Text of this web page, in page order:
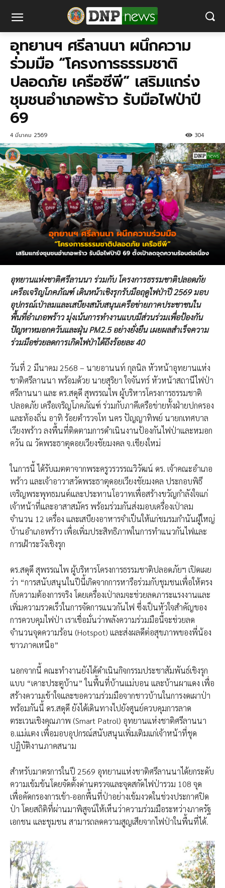
อุทยานฯ ศรีลานนา ผนึกความ
ร่วมมือ “โครงการธรรมชาติ
ปลอดภัย เครือซีพี” เสริมแกร่ง
ชุมชนอำเภอพร้าว รับมือไฟป่าปี
69
4 มีนาคม 2569 304
อุทยานแห่งชาติศรีลานนา ร่วมกับ โครงการธรรมชาติปลอดภัย
เครือเจริญโภคภัณฑ์ เดินหน้าเชิงรุกรับมือฤดูไฟป่าปี 2569 มอบ
อุปกรณ์เป่าลมและเสบียงสนับสนุนเครือข่ายภาคประชาชนใน
พื้นที่อำเภอพร้าว มุ่งเน้นการทำงานแบบมีส่วนร่วมเพื่อป้องกัน
ปัญหาหมอกควันและฝุ่น PM2.5 อย่างยั่งยืน เผยผลสำเร็จความ
ร่วมมือช่วยลดการเกิดไฟป่าได้ถึงร้อยละ 40
วันที่ 2 มีนาคม 2568 – นายอานนท์ กุลนิล หัวหน้าอุทยานแห่ง
ชาติศรีลานนา พร้อมด้วย นายสุริยา ใจจันทร์ หัวหน้าสถานีไฟป่า
ศรีลานนา และ ดร.สดุดี สุพรรณไพ ผู้บริหารโครงการธรรมชาติ
ปลอดภัย เครือเจริญโภคภัณฑ์ ร่วมกับภาคีเครือข่ายทั้งฝ่ายปกครอง
และท้องถิ่น อาทิ ร้อยตำรวจโท นคร ปัญญาทิพย์ นายกเทศบาล
เวียงพร้าว ลงพื้นที่ติดตามการดำเนินงานป้องกันไฟป่าและหมอก
ควัน ณ วัดพระธาตุดอยเวียงชัยมงคล จ.เชียงใหม่
ในการนี้ ได้รับเมตตาจากพระครูวรวรรณวิวัฒน์ ดร. เจ้าคณะอำเภอ
พร้าว และเจ้าอาวาสวัดพระธาตุดอยเวียงชัยมงคล ประกอบพิธี
เจริญพระพุทธมนต์และประทานโอวาทเพื่อสร้างขวัญกำลังใจแก่
เจ้าหน้าที่และอาสาสมัคร พร้อมร่วมกันส่งมอบเครื่องเป่าลม
จำนวน 12 เครื่อง และเสบียงอาหารจำเป็นให้แก่ชมรมกำนันผู้ใหญ่
บ้านอำเภอพร้าว เพื่อเพิ่มประสิทธิภาพในการทำแนวกันไฟและ
การเฝ้าระวังเชิงรุก
ดร.สดุดี สุพรรณไพ ผู้บริหารโครงการธรรมชาติปลอดภัยฯ เปิดเผย
ว่า “การสนับสนุนในปีนี้เกิดจากการหารือร่วมกับชุมชนเพื่อให้ตรง
กับความต้องการจริง โดยเครื่องเป่าลมจะช่วยลดภาระแรงงานและ
เพิ่มความรวดเร็วในการจัดการแนวกันไฟ ซึ่งเป็นหัวใจสำคัญของ
การควบคุมไฟป่า เราเชื่อมั่นว่าพลังความร่วมมือนี้จะช่วยลด
จำนวนจุดความร้อน (Hotspot) และส่งผลดีต่อสุขภาพของพี่น้อง
ชาวภาคเหนือ”
นอกจากนี้ คณะทำงานยังได้ดำเนินกิจกรรมประชาสัมพันธ์เชิงรุก
แบบ “เคาะประตูบ้าน” ในพื้นที่บ้านแม่บอน และบ้านผาแดง เพื่อ
สร้างความเข้าใจและขอความร่วมมือจากชาวบ้านในการงดเผาป่า
พร้อมกันนี้ ดร.สดุดี ยังได้เดินทางไปยังศูนย์ควบคุมการลาด
ตระเวนเชิงคุณภาพ (Smart Patrol) อุทยานแห่งชาติศรีลานนา
อ.แม่แตง เพื่อมอบอุปกรณ์สนับสนุนเพิ่มเติมแก่เจ้าหน้าที่ชุด
ปฏิบัติงานภาคสนาม
สำหรับมาตรการในปี 2569 อุทยานแห่งชาติศรีลานนาได้ยกระดับ
ความเข้มข้นโดยจัดตั้งด่านตรวจและจุดสกัดไฟป่ารวม 108 จุด
เพื่อคัดกรองการเข้า-ออกพื้นที่ป่าอย่างเข้มงวดในช่วงประกาศปิด
ป่า โดยสถิติที่ผ่านมาพิสูจน์ให้เห็นว่าความร่วมมือระหว่างภาครัฐ
เอกชน และชุมชน สามารถลดความสูญเสียจากไฟป่าในพื้นที่ได้.